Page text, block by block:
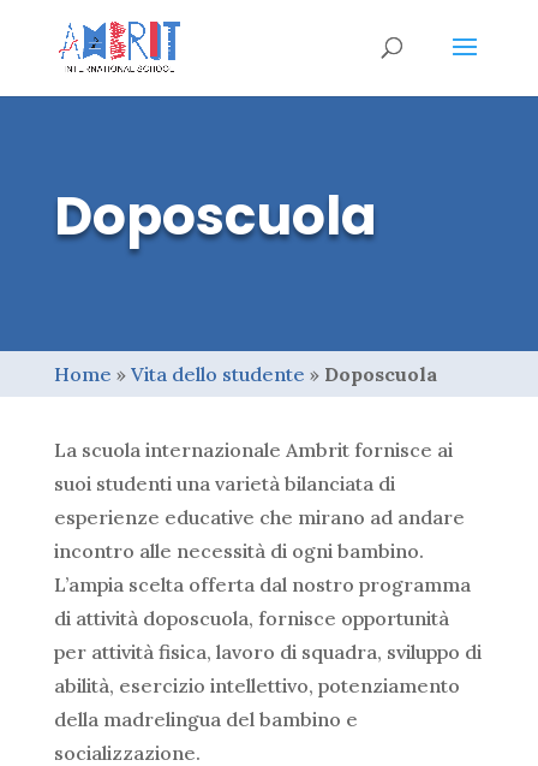
Doposcuola
Home » Vita dello studente » Doposcuola
La scuola internazionale Ambrit fornisce ai
suoi studenti una varietà bilanciata di
esperienze educative che mirano ad andare
incontro alle necessità di ogni bambino.
L’ampia scelta offerta dal nostro programma
di attività doposcuola, fornisce opportunità
per attività fisica, lavoro di squadra, sviluppo di
abilità, esercizio intellettivo, potenziamento
della madrelingua del bambino e
socializzazione.